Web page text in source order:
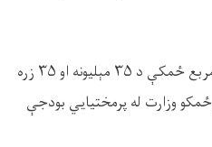
دا دوه پوړیزه ودانۍ پر ۷۵۰ متر مربع ځمکې د ۳۵ مېلیونه او ۳۵ زره
وزارت له پرمختیایي بودجې